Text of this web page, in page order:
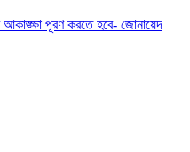
পূরণ করতে হবে- জোনায়েদ